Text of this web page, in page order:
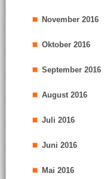
November 2016
Oktober 2016
September 2016
August 2016
Juli 2016
Juni 2016
Mai 2016